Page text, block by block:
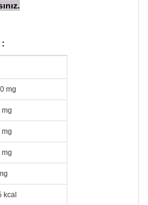
:
mg
mg
mg
mg
kcal